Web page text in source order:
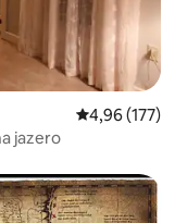
Priemerné
4,96 (177)
jazero